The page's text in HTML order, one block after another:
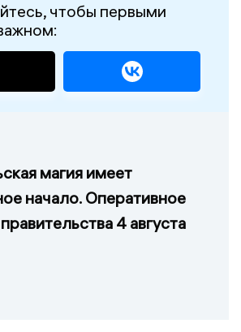
чтобы первыми
магия имеет
начало. Оперативное
4 августа